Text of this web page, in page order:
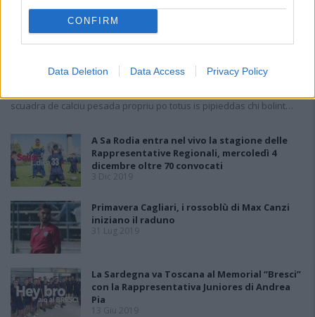
CONFIRM
Data Deletion Data Access Privacy Policy
31 Dic 2019
Cussus de su Cannonau Jerzu no penzant feti a fai spàssiai is
scuadra de calciu pesada propriu po totus is pipieddas chi bolint…
A Sa Rodia entra nel vivo la stagione delle
Rappresentative Regionali, mercoledì 4
dicembre oltre 70 convocati
3 Dic 2019
Primavera Cagliari, i rossoblù di Max Canzi
iniziano il raduno
31 Lug 2019
La Sardegna va Toscana al Memorial “Bresci”
con la Rappresentativa Juniores di Andrea
Pia
13 Giu 2019